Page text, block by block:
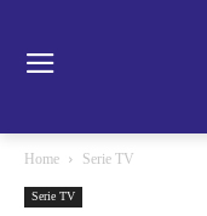
Home Serie TV
Serie TV